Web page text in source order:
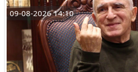
09-08-2026 14:10